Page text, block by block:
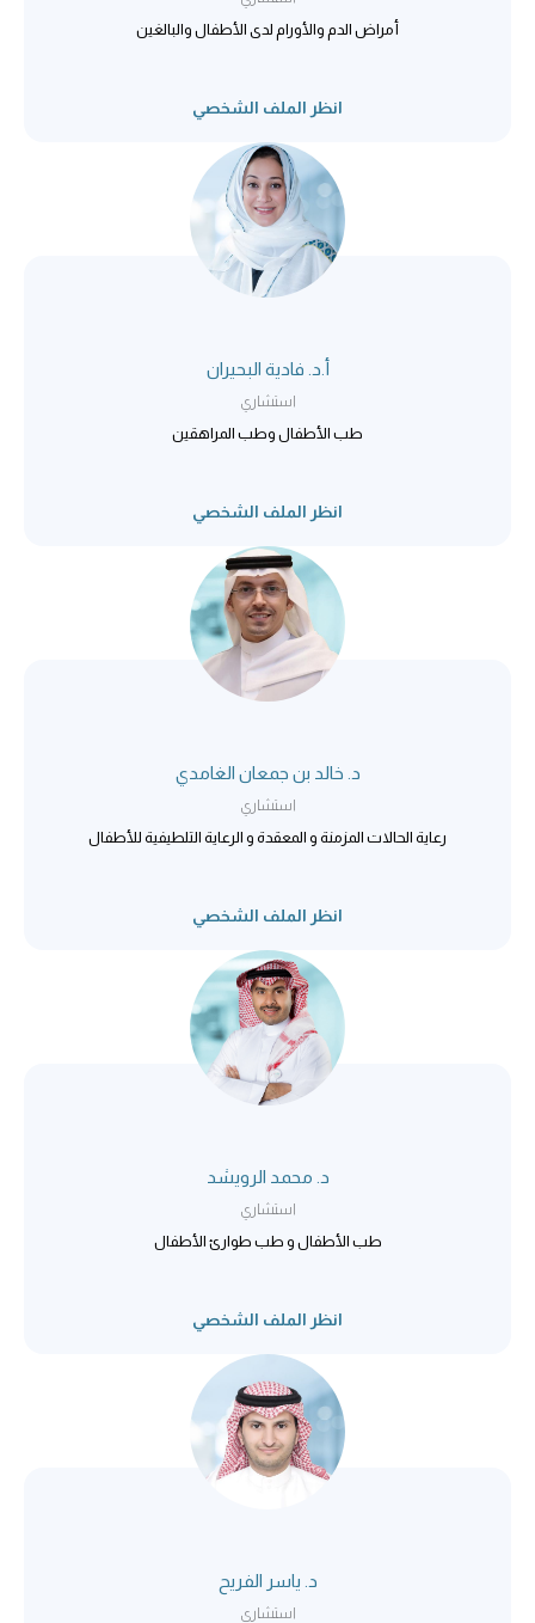
أمراض الدم والأورام لدى الأطفال والبالغين
انظر الملف الشخصي
أ.د. فادية البحيران
استشاري
طب الأطفال وطب المراهقين
انظر الملف الشخصي
د. خالد بن جمعان الغامدي
استشاري
رعاية الحالات المزمنة و المعقدة و الرعاية التلطيفية للأطفال
انظر الملف الشخصي
د. محمد الرويشد
استشاري
طب الأطفال و طب طوارئ الأطفال
انظر الملف الشخصي
د. ياسر الفريح
استشاري